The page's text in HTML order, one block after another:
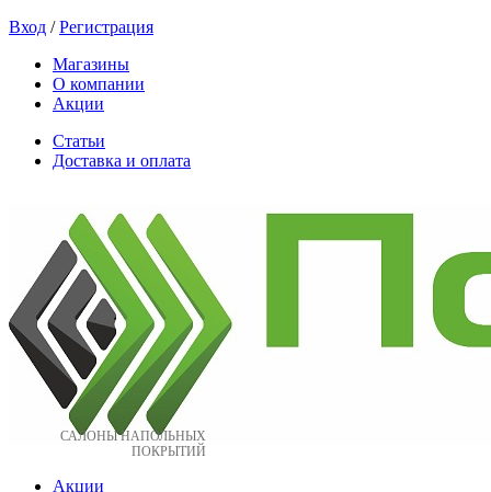
Вход /Регистрация
Магазины
О компании
Акции
Статьи
Доставка и оплата
САЛОНЫ НАПОЛЬНЫХ
ПОКРЫТИЙ
Акции